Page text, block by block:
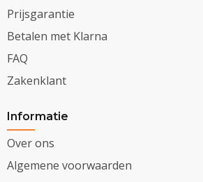
Prijsgarantie
Betalen met Klarna
FAQ
Zakenklant
Informatie
Over ons
Algemene voorwaarden